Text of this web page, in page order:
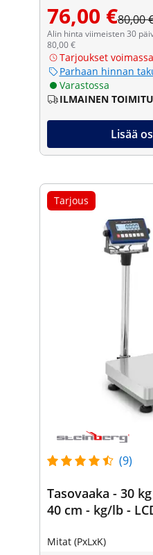
76,00 €80,00
Alin hinta viimeisten 30
80,00 €
Tarjoukset
Parhaan hinnan
Varastossa
ILMAINEN
Lisää
Tarjous
(9)
Tasovaaka - 30
40 cm - kg/lb -
Mitat (PxLxK)